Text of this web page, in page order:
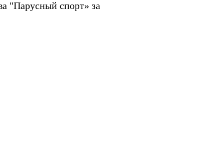
"Парусный спорт» за